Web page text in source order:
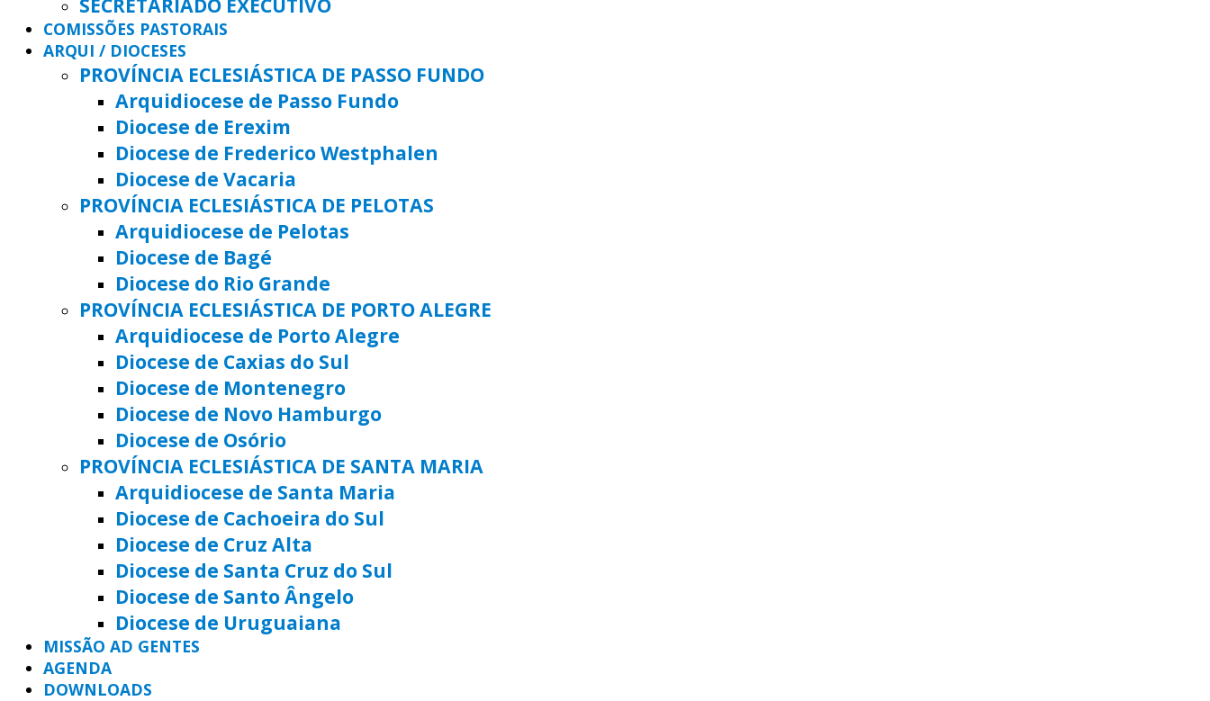
COMISSÕES PASTORAIS
ARQUI / DIOCESES
PROVÍNCIA ECLESIÁSTICA DE PASSO FUNDO
Arquidiocese de Passo Fundo
Diocese de Erexim
Diocese de Frederico Westphalen
Diocese de Vacaria
PROVÍNCIA ECLESIÁSTICA DE PELOTAS
Arquidiocese de Pelotas
Diocese de Bagé
Diocese do Rio Grande
PROVÍNCIA ECLESIÁSTICA DE PORTO ALEGRE
Arquidiocese de Porto Alegre
Diocese de Caxias do Sul
Diocese de Montenegro
Diocese de Novo Hamburgo
Diocese de Osório
PROVÍNCIA ECLESIÁSTICA DE SANTA MARIA
Arquidiocese de Santa Maria
Diocese de Cachoeira do Sul
Diocese de Cruz Alta
Diocese de Santa Cruz do Sul
Diocese de Santo Ângelo
Diocese de Uruguaiana
MISSÃO AD GENTES
AGENDA
DOWNLOADS